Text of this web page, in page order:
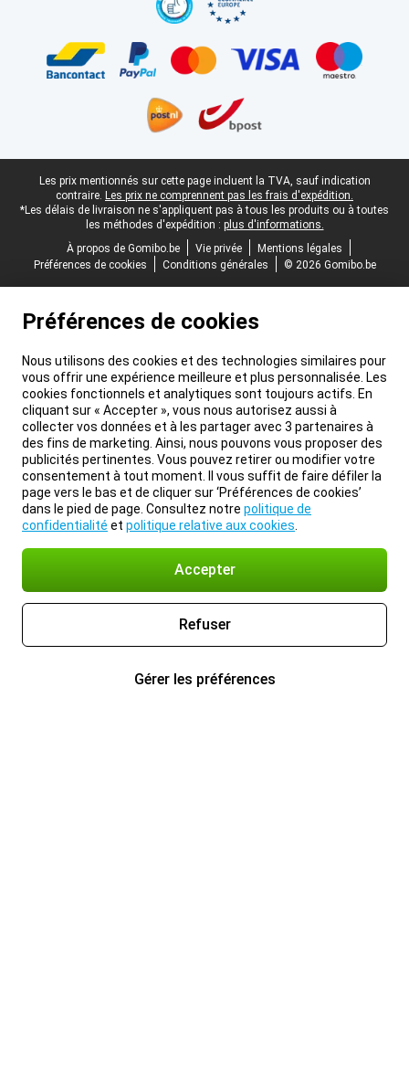
Pied-de-page légal
Les prix mentionnés sur cette page incluent la TVA, sauf indication
contraire. Les prix ne comprennent pas les frais d'expédition.
*Les délais de livraison ne s'appliquent pas à tous les produits ou à toutes
les méthodes d'expédition : plus d'informations.
À propos de Gomibo.be
Vie privée
Mentions légales
Préférences de cookies
Conditions générales © 2026 Gomibo.be
Préférences de cookies
Nous utilisons des cookies et des technologies similaires pour
vous offrir une expérience meilleure et plus personnalisée. Les
cookies fonctionnels et analytiques sont toujours actifs. En
cliquant sur « Accepter », vous nous autorisez aussi à
collecter vos données et à les partager avec 3 partenaires à
des fins de marketing. Ainsi, nous pouvons vous proposer des
publicités pertinentes. Vous pouvez retirer ou modifier votre
consentement à tout moment. Il vous suffit de faire défiler la
page vers le bas et de cliquer sur ‘Préférences de cookies’
dans le pied de page. Consultez notre politique de
confidentialité et politique relative aux cookies
Accepter
Refuser
Gérer les préférences